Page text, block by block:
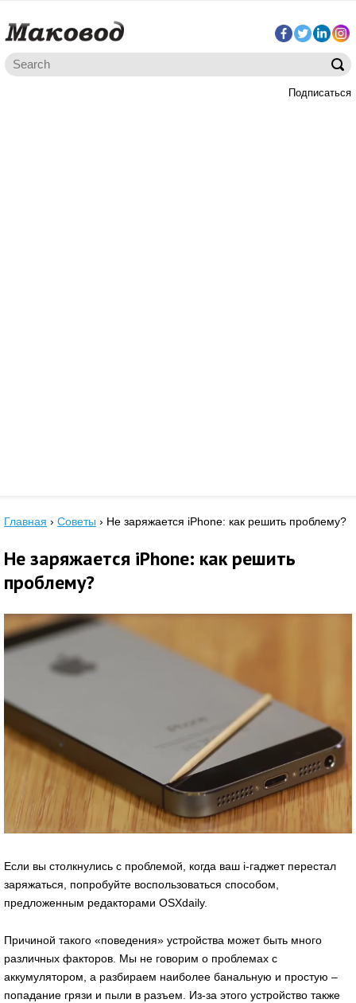
Подписаться
Главная › Советы › Не заряжается iPhone: как решить проблему?
Не заряжается iPhone: как решить
проблему?
Если вы столкнулись с проблемой, когда ваш i-гаджет перестал
заряжаться, попробуйте воспользоваться способом,
предложенным редакторами OSXdaily.
Причиной такого «поведения» устройства может быть много
различных факторов. Мы не говорим о проблемах с
аккумулятором, а разбираем наиболее банальную и простую –
попадание грязи и пыли в разъем. Из-за этого устройство также